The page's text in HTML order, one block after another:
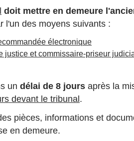
doit mettre en demeure
l'un des moyens suivants :
électronique
justice et commissaire-priseur
un délai de 8 jours après la
devant le tribunal.
pièces, informations et
en demeure.